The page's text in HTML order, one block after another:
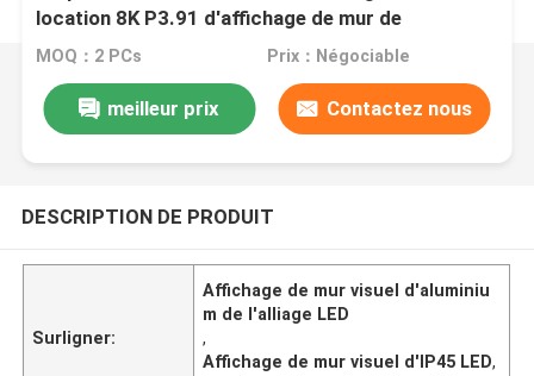
location 8K P3.91 d'affichage de mur de
l'événement LED
MOQ：2 PCs Prix：Négociable
meilleur prix Contactez nous
DESCRIPTION DE PRODUIT
Surligner:
Affichage de mur visuel d'aluminiu
m de l'alliage LED
,
Affichage de mur visuel d'IP45 LED,